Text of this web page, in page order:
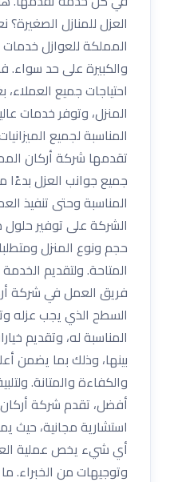
العزل للمنازل
المملكة للعوازل خدمات
والكبيرة على حد سواء.
احتياجات جميع
المنزل، وتوفر خدمات
المناسبة لجميع
تقدمها شركة أركان
جميع جوانب العزل بدءًا
المناسبة وحتى تنفيذ
الشركة على توفير
حجم ونوع المنزل
المتاحة. ولتقديم
فريق العمل في شركة
السطح الذي يجب عزله
المناسبة له، وتقديم
بينها، وذلك بما يضمن
والكفاءة والمتانة.
أفضل، تقدم شركة
استشارية مجانية، حيث
أي شيء يخص عملية
وتوجيهات من الخبراء.